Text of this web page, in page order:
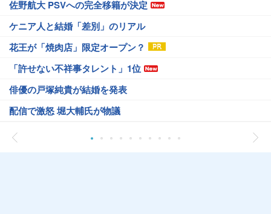
佐野航大 PSVへの完全移籍が決定
ケニア人と結婚「差別」のリアル
花王が「焼肉店」限定オープン？
「許せない不祥事タレント」1位
俳優の戸塚純貴が結婚を発表
配信で激怒 堀大輔氏が物議